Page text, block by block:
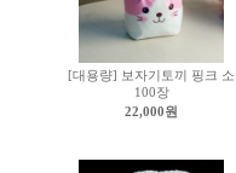
[대용량] 보자기토끼 핑크 소
100장
22,000원